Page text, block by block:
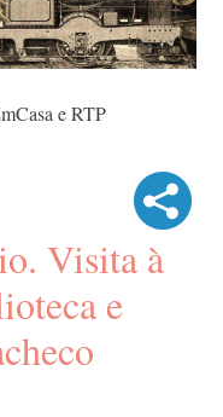
e RTP
Visita à
e